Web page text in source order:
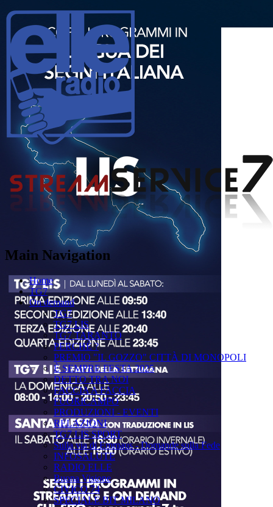
Main Navigation
Home
TG7
On demand
TG7
TG7 LIS
TG7 TARANTO
PERCHÉ ?
PREMIO "IL GOZZO" CITTÀ DI MONOPOLI
È SEMPRE FESTA 2025
DETTO TRA NOI
FACCIA A FACCIA
FUORICAMPO
PRODUZIONI - EVENTI
RELAZIONI
TG7 LIS SPORT
Sulla via di Emmaus - Domande sulla Fede
INFOSALUTE
RADIO ELLE
Buona Visione
CIVICO 74
SPECIALE BIT MILANO